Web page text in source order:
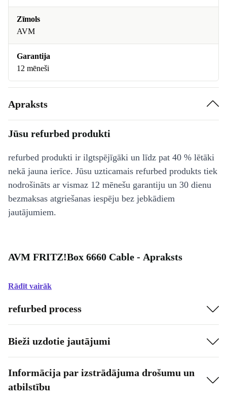
Zīmols
AVM
Garantija
12 mēneši
Apraksts
Jūsu refurbed produkti
refurbed produkti ir ilgtspējīgāki un līdz pat 40 % lētāki
nekā jauna ierīce. Jūsu uzticamais refurbed produkts tiek
nodrošināts ar vismaz 12 mēnešu garantiju un 30 dienu
bezmaksas atgriešanas iespēju bez jebkādiem
jautājumiem.
AVM FRITZ!Box 6660 Cable - Apraksts
Rādīt vairāk
refurbed process
Bieži uzdotie jautājumi
Informācija par izstrādājuma drošumu un
atbilstību